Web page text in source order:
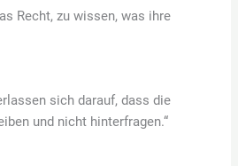
Recht, zu wissen, was ihre
sich darauf, dass die
und nicht hinterfragen.“